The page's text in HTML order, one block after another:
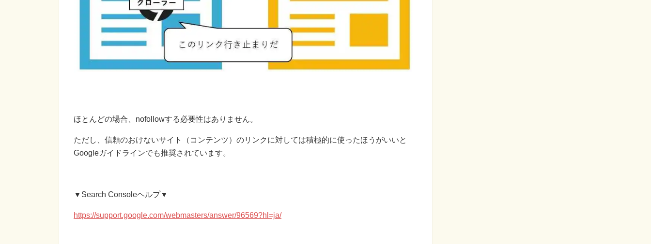
ほとんどの場合、nofollowする必要性はありません。
ただし、信頼のおけないサイト（コンテンツ）のリンクに対しては積極的に使ったほうがいいと
Googleガイドラインでも推奨されています。
▼Search Consoleヘルプ▼
https://support.google.com/webmasters/answer/96569?hl=ja/